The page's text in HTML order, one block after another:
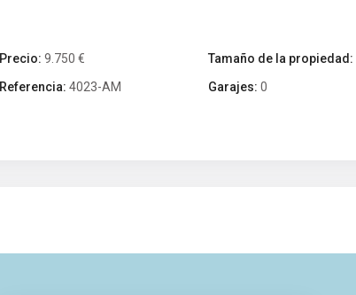
Precio: 9.750 € Tamaño de la propiedad:
Referencia: 4023-AM Garajes: 0